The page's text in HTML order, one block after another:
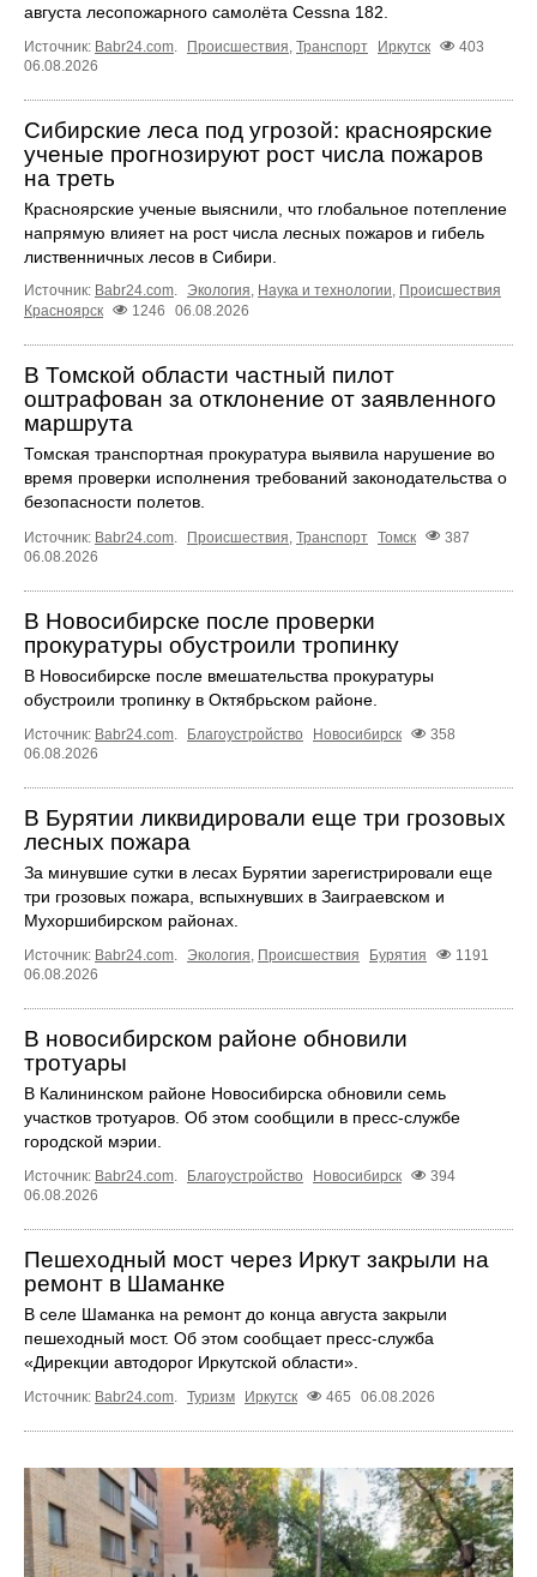
августа лесопожарного самолёта Cessna 182.
Источник: Babr24.com. Происшествия, Транспорт Иркутск
403
06.08.2026
Сибирские леса под угрозой: красноярские
ученые прогнозируют рост числа пожаров
на треть
Красноярские ученые выяснили, что глобальное потепление
напрямую влияет на рост числа лесных пожаров и гибель
лиственничных лесов в Сибири.
Источник: Babr24.com. Экология, Наука и технологии, Происшествия
Красноярск
1246 06.08.2026
В Томской области частный пилот
оштрафован за отклонение от заявленного
маршрута
Томская транспортная прокуратура выявила нарушение во
время проверки исполнения требований законодательства о
безопасности полетов.
Источник: Babr24.com Происшествия Транспорт Томск
387
06.08.2026
В Новосибирске после проверки
прокуратуры обустроили тропинку
В Новосибирске после вмешательства прокуратуры
обустроили тропинку в Октябрьском районе.
Источник: Babr24.com Благоустройство Новосибирск
358
06.08.2026
В Бурятии ликвидировали еще три грозовых
лесных пожара
За минувшие сутки в лесах Бурятии зарегистрировали еще
три грозовых пожара, вспыхнувших в Заиграевском и
Мухоршибирском районах.
Источник: Babr24.com Экология Происшествия Бурятия
1191
06.08.2026
В новосибирском районе обновили
тротуары
В Калининском районе Новосибирска обновили семь
участков тротуаров. Об этом сообщили в пресс-службе
городской мэрии.
Источник: Babr24.com. Благоустройство Новосибирск
394
06.08.2026
Пешеходный мост через Иркут закрыли на
ремонт в Шаманке
В селе Шаманка на ремонт до конца августа закрыли
пешеходный мост. Об этом сообщает пресс‑служба
«Дирекции автодорог Иркутской области».
Источник: Babr24.com. Туризм Иркутск 465 06.08.2026